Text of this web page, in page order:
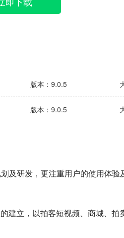
版本：9.0.5
版本：9.0.5
及研发，更注重用户的使用体
建立，以拍客短视频、商城、